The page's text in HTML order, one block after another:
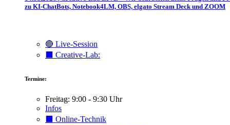
zu KI-ChatBots, Notebook4LM, OBS, elgato Stream Deck und ZOOM
🔴 Live-Session
⬛️ Creative-Lab:
Termine:
Freitag: 9:00 - 9:30 Uhr
Infos
⬛️ Online-Technik